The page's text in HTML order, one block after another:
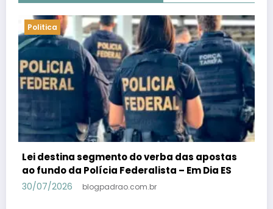
Politica
PSB confirma Geraldo Alckmin porquê
candidato a vice-presidente na fórmula com
Lula – Em Dia ES